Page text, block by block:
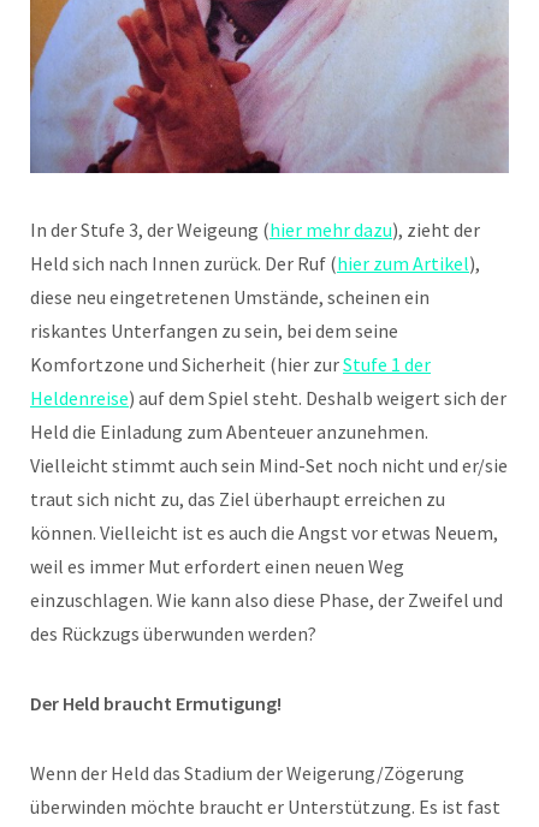
In der Stufe 3, der Weigeung (hier mehr dazu), zieht der
Held sich nach Innen zurück. Der Ruf (hier zum Artikel),
diese neu eingetretenen Umstände, scheinen ein
riskantes Unterfangen zu sein, bei dem seine
Komfortzone und Sicherheit (hier zurStufe 1 der
Heldenreise) auf dem Spiel steht. Deshalb weigert sich der
Held die Einladung zum Abenteuer anzunehmen.
Vielleicht stimmt auch sein Mind-Set noch nicht und er/sie
traut sich nicht zu, das Ziel überhaupt erreichen zu
können. Vielleicht ist es auch die Angst vor etwas Neuem,
weil es immer Mut erfordert einen neuen Weg
einzuschlagen. Wie kann also diese Phase, der Zweifel und
des Rückzugs überwunden werden?
Der Held braucht Ermutigung!
Wenn der Held das Stadium der Weigerung/Zögerung
überwinden möchte braucht er Unterstützung. Es ist fast